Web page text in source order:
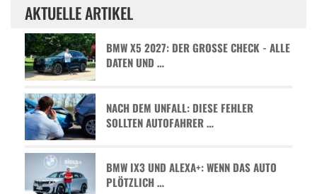
AKTUELLE ARTIKEL
BMW X5 2027: DER GROSSE CHECK - ALLE D
ATEN UND …
NACH DEM UNFALL: DIESE FEHLER
SOLLTEN AUTOFAHRER …
BMW IX3 UND ALEXA+: WENN DAS AUTO
PLÖTZLICH …